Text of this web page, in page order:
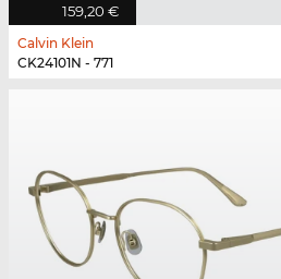
159,20 €
Calvin Klein
CK24101N - 771